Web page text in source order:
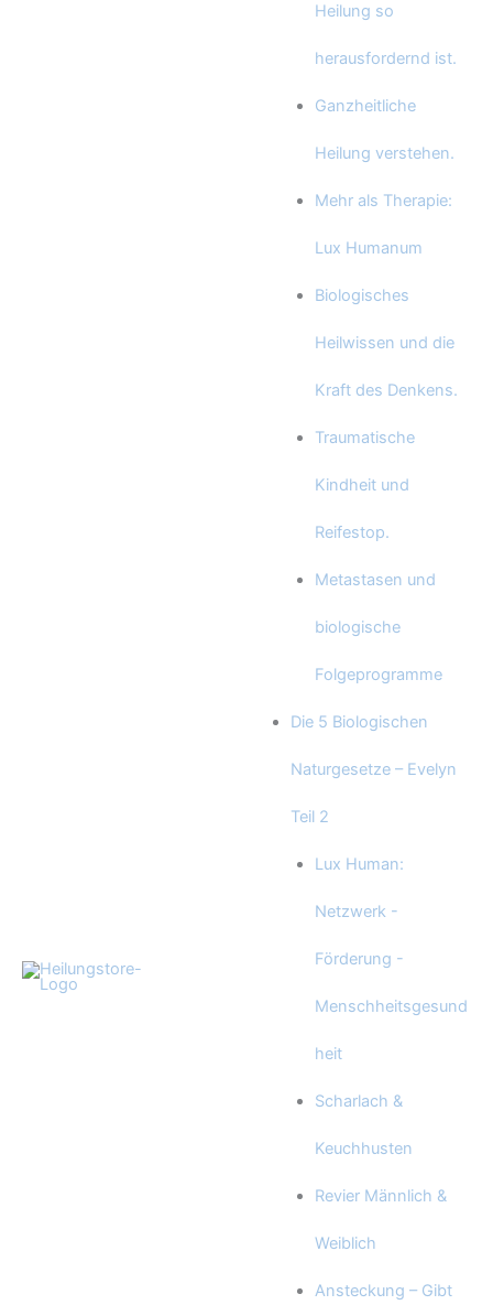
Heilung so
herausfordernd ist.
Ganzheitliche
Heilung verstehen.
Mehr als Therapie:
Lux Humanum
Biologisches
Heilwissen und die
Kraft des Denkens.
Traumatische
Kindheit und
Reifestop.
Metastasen und
biologische
Folgeprogramme
Die 5 Biologischen
Naturgesetze – Evelyn
Teil 2
Lux Human:
Netzwerk -
Förderung -
Menschheitsgesund
heit
Scharlach &
Keuchhusten
Revier Männlich &
Weiblich
Ansteckung – Gibt